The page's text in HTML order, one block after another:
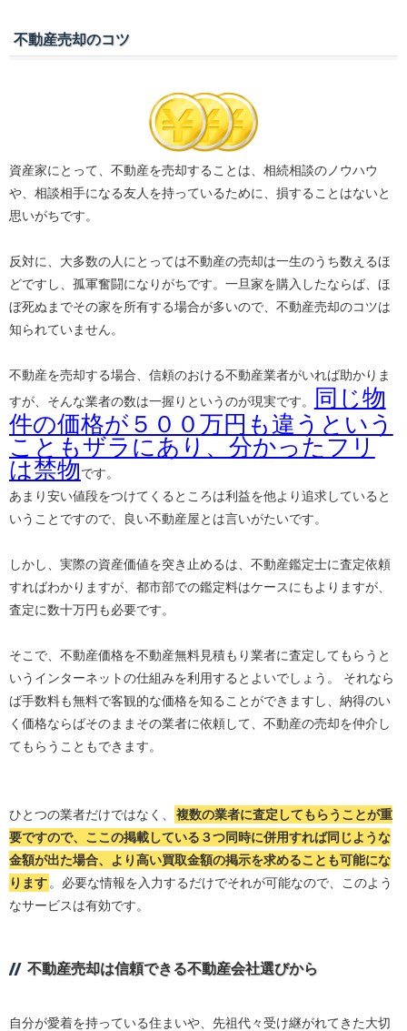
不動産売却のコツ
資産家にとって、不動産を売却することは、相続相談のノウハウ
や、相談相手になる友人を持っているために、損することはないと
思いがちです。
反対に、大多数の人にとっては不動産の売却は一生のうち数えるほ
どですし、孤軍奮闘になりがちです。一旦家を購入したならば、ほ
ぼ死ぬまでその家を所有する場合が多いので、不動産売却のコツは
知られていません。
不動産を売却する場合、信頼のおける不動産業者がいれば助かりま
すが、そんな業者の数は一握りというのが現実です。
同じ物
件の価格が５００万円も違うという
こともザラにあり、分かったフリ
は禁物です。
あまり安い値段をつけてくるところは利益を他より追求していると
いうことですので、良い不動産屋とは言いがたいです。
しかし、実際の資産価値を突き止めるは、不動産鑑定士に査定依頼
すればわかりますが、都市部での鑑定料はケースにもよりますが、
査定に数十万円も必要です。
そこで、不動産価格を不動産無料見積もり業者に査定してもらうと
いうインターネットの仕組みを利用するとよいでしょう。 それなら
ば手数料も無料で客観的な価格を知ることができますし、納得のい
く価格ならばそのままその業者に依頼して、不動産の売却を仲介し
てもらうこともできます。
ひとつの業者だけではなく、
複数の業者に査定してもらうことが重
要ですので、ここの掲載している３つ同時に併用すれば同じような
金額が出た場合、より高い買取金額の掲示を求めることも可能にな
ります 。必要な情報を入力するだけでそれが可能なので、このよう
なサービスは有効です。
不動産売却は信頼できる不動産会社選びから
自分が愛着を持っている住まいや、先祖代々受け継がれてきた大切